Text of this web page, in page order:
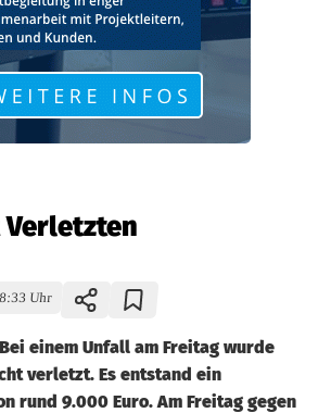
Uhr
einem Unfall am Freitag wurde
verletzt. Es entstand ein
rund 9.000 Euro. Am Freitag gegen